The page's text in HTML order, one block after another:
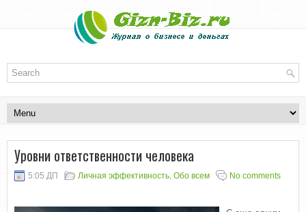
Уровни ответственности человека
5:05 ДП Личная эффективность, Обо всем No comments